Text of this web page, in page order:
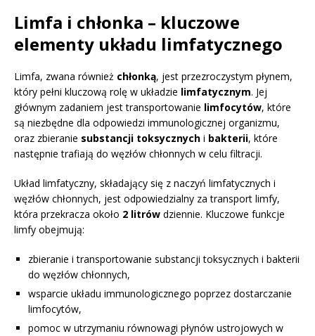
Limfa i chłonka – kluczowe
elementy układu limfatycznego
Limfa, zwana również chłonką, jest przezroczystym płynem,
który pełni kluczową rolę w układzie limfatycznym. Jej
głównym zadaniem jest transportowanie limfocytów, które
są niezbędne dla odpowiedzi immunologicznej organizmu,
oraz zbieranie substancji toksycznych i bakterii, które
następnie trafiają do węzłów chłonnych w celu filtracji.
Układ limfatyczny, składający się z naczyń limfatycznych i
węzłów chłonnych, jest odpowiedzialny za transport limfy,
która przekracza około 2 litrów dziennie. Kluczowe funkcje
limfy obejmują:
zbieranie i transportowanie substancji toksycznych i bakterii
do węzłów chłonnych,
wsparcie układu immunologicznego poprzez dostarczanie
limfocytów,
pomoc w utrzymaniu równowagi płynów ustrojowych w